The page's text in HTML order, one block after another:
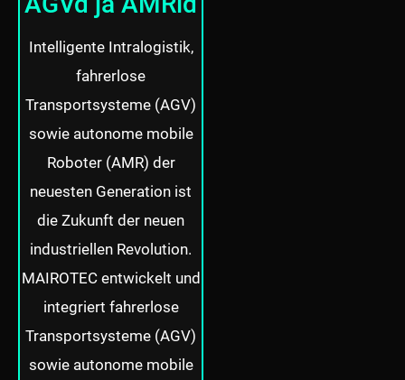
Intelligente Intralogistik,
fahrerlose
Transportsysteme (AGV)
sowie autonome mobile
Roboter (AMR) der
neuesten Generation ist
die Zukunft der neuen
industriellen Revolution.
MAIROTEC entwickelt und
integriert fahrerlose
Transportsysteme (AGV)
sowie autonome mobile